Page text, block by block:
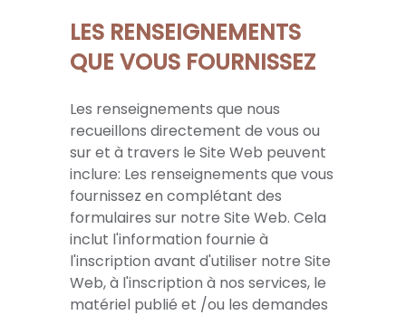
LES RENSEIGNEMENTS
QUE VOUS FOURNISSEZ
Les renseignements que nous
recueillons directement de vous ou
sur et à travers le Site Web peuvent
inclure: Les renseignements que vous
fournissez en complétant des
formulaires sur notre Site Web. Cela
inclut l'information fournie à
l'inscription avant d'utiliser notre Site
Web, à l'inscription à nos services, le
matériel publié et /ou les demandes